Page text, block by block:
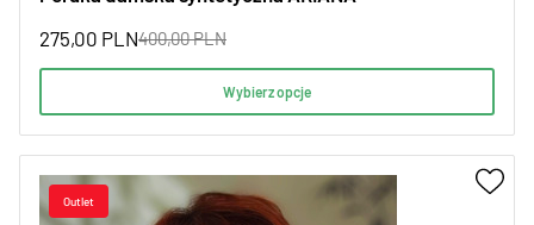
400,00PLN
275,00 PLN
Wybierz opcje